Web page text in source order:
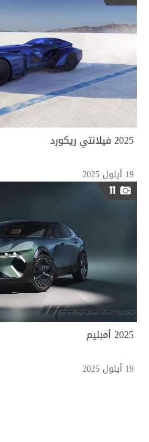
2025 فيلانتي ريكورد
19 أيلول 2025
11
2025 أمبليم
19 أيلول 2025